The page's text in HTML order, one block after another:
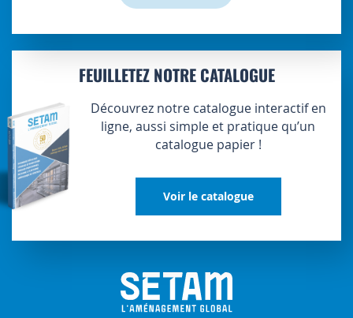
FEUILLETEZ NOTRE CATALOGUE
Découvrez notre catalogue interactif en
ligne, aussi simple et pratique qu’un
catalogue papier !
Voir le catalogue